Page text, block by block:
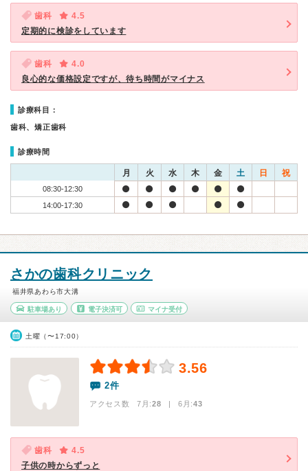
歯科
4.5
定期的に検診をしています
歯科
4.0
良心的な価格設定ですが、待ち時間がマイナス
診療科目：
歯科、矯正歯科
診療時間
月 火 水 木 金 土 日 祝
08:30-12:30
14:00-17:30
さかの歯科クリニック
福井県あわら市大溝
駐車場あり 電子決済可 マイナ受付
土曜（〜17:00）
3.56
2件
アクセス数 7月:28 | 6月:43
歯科
4.5
子供の時からずっと